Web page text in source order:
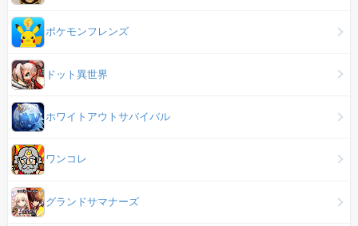
ポケモンフレンズ
ドット異世界
ホワイトアウトサバイバル
ワンコレ
グランドサマナーズ